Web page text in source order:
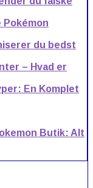
du bedst
– Hvad er
En Komplet
Butik: Alt